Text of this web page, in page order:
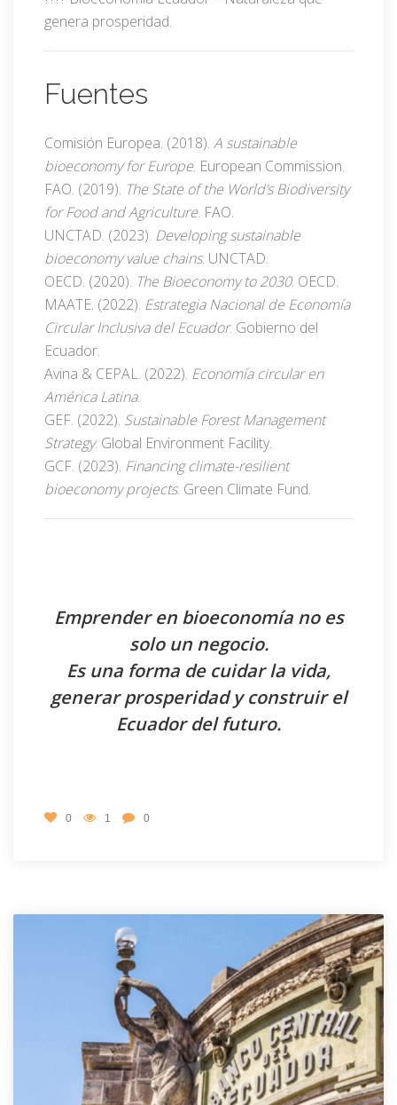
genera prosperidad.
Fuentes
Comisión Europea. (2018). A sustainable
bioeconomy for Europe. European Commission.
FAO. (2019). The State of the World’s Biodiversity
for Food and Agriculture. FAO.
UNCTAD. (2023). Developing sustainable
bioeconomy value chains. UNCTAD.
OECD. (2020). The Bioeconomy to 2030. OECD.
MAATE. (2022). Estrategia Nacional de Economía
Circular Inclusiva del Ecuador. Gobierno del
Ecuador.
Avina & CEPAL. (2022). Economía circular en
América Latina.
GEF. (2022). Sustainable Forest Management
Strategy. Global Environment Facility.
GCF. (2023). Financing climate-resilient
bioeconomy projects. Green Climate Fund.
Emprender en bioeconomía no es
solo un negocio.
Es una forma de cuidar la vida,
generar prosperidad y construir el
Ecuador del futuro.
0 1 0